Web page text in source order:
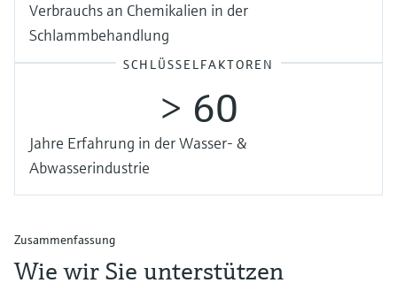
Verbrauchs an Chemikalien in der
Schlammbehandlung
SCHLÜSSELFAKTOREN
> 60
Jahre Erfahrung in der Wasser- &
Abwasserindustrie
Zusammenfassung
Wie wir Sie unterstützen